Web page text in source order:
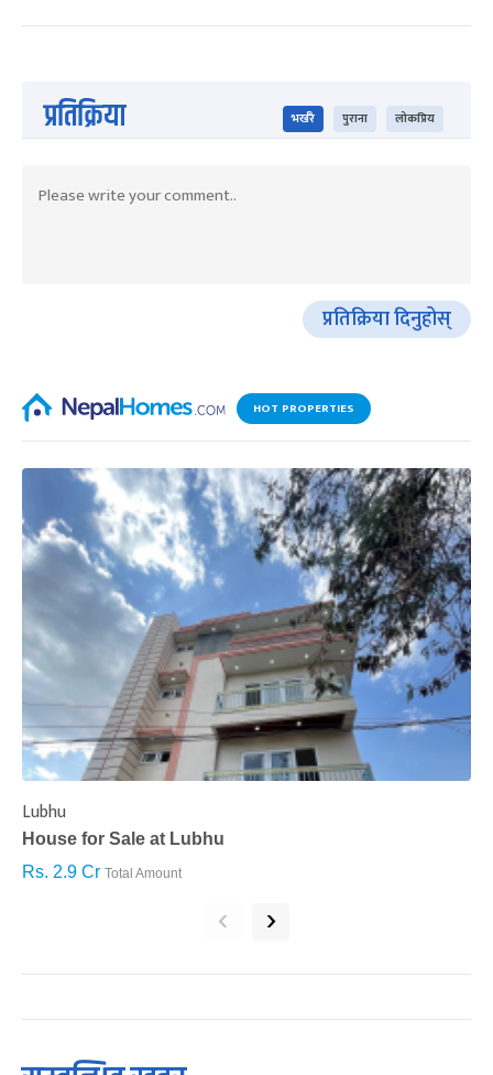
प्रतिक्रिया भर्खरै पुराना लोकप्रिय
प्रतिक्रिया दिनुहोस्
HOT PROPERTIES
Lubhu
House for Sale at Lubhu
Rs. 2.9 Cr Total Amount
‹ ›